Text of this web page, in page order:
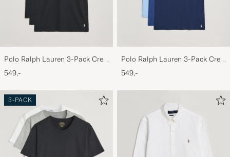
Polo Ralph Lauren 3-Pack Crew
Neck T-Shirt Black
549,-
Polo Ralph Lauren 3-Pack Crew
Neck T-Shirt Navy/Light
Navy/Elite Blue
549,-
3-PACK